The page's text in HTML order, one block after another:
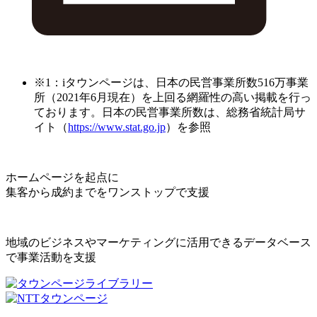
※1：iタウンページは、日本の民営事業所数516万事業
所（2021年6月現在）を上回る網羅性の高い掲載を行っ
ております。日本の民営事業所数は、総務省統計局サ
イト（https://www.stat.go.jp）を参照
ホームページを起点に
集客から成約までをワンストップで支援
地域のビジネスやマーケティングに活用できるデータベース
で事業活動を支援